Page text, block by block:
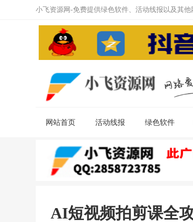
小飞资源网-免费提供绿色软件、活动线报以及其
网站首页 活动线报 绿色软件
AI短视频拍剪课全